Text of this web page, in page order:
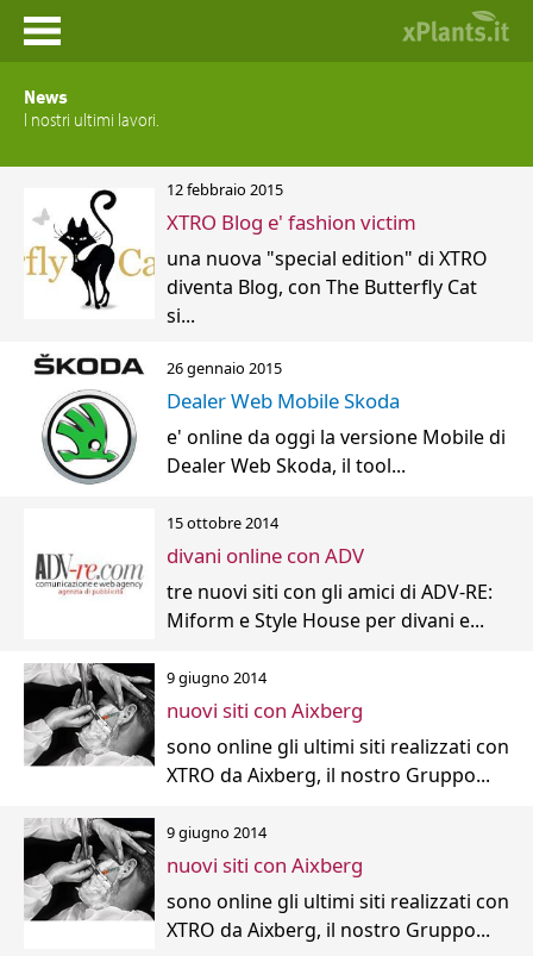
Home
Prodotti
Portfolio
News
I nostri ultimi lavori.
12 febbraio 2015
XTRO Blog e' fashion victim
una nuova "special edition" di XTRO
diventa Blog, con The Butterfly Cat
si...
26 gennaio 2015
Dealer Web Mobile Skoda
e' online da oggi la versione Mobile di
Dealer Web Skoda, il tool...
15 ottobre 2014
divani online con ADV
tre nuovi siti con gli amici di ADV-RE:
Miform e Style House per divani e...
9 giugno 2014
nuovi siti con Aixberg
sono online gli ultimi siti realizzati con
XTRO da Aixberg, il nostro Gruppo...
9 giugno 2014
nuovi siti con Aixberg
sono online gli ultimi siti realizzati con
XTRO da Aixberg, il nostro Gruppo...